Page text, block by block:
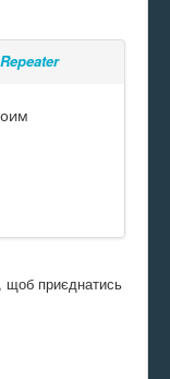
, щоб приєднатись